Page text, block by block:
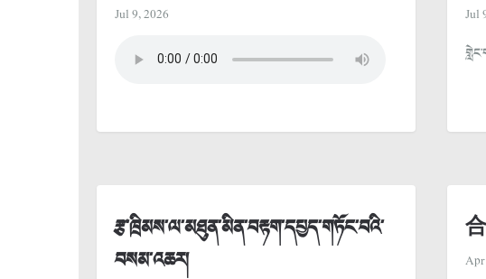
Jul 9, 2026 Jul
རྩ་ཁྲིམས་ལ་མཐུན་མིན་བརྟག་དཔྱད་གཏོང་བའི་
བསམ་འཆར།